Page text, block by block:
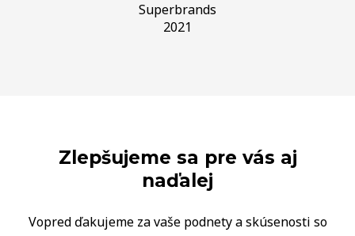
Superbrands
2021
Zlepšujeme sa pre vás aj
naďalej
Vopred ďakujeme za vaše podnety a skúsenosti so